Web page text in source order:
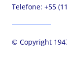
Telefone: +55
© Copyright